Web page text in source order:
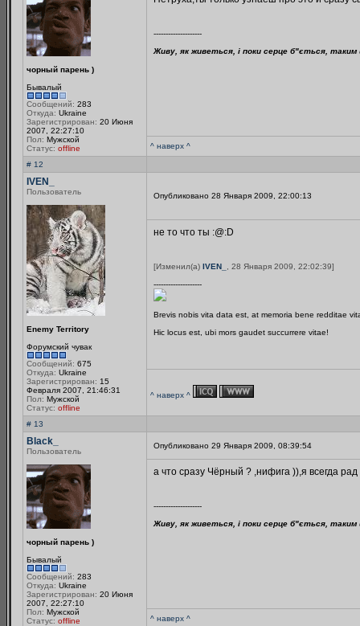
чорный парень )
Бывалый
Сообщений: 283
Откуда: Ukraine
Зарегистрирован: 20 Июня
2007, 22:27:10
Пол: Мужской
Статус: offline
--------------------
Живу, як живеться, і поки серце б"ється, таким
^ наверх ^
# 12
IVEN_
Пользователь
Enemy Territory
Форумский чувак
Сообщений: 675
Откуда: Ukraine
Зарегистрирован: 15
Февраля 2007, 21:46:31
Пол: Мужской
Статус: offline
Опубликовано 28 Января 2009, 22:00:13
не то что ты :@:D
[Изменил(а) IVEN_
, 28 Января 2009, 22:02:39]
--------------------
Brevis nobis vita data est, at memoria bene redditae
Hic locus est, ubi mors gaudet succurrere vitae!
^ наверх ^
# 13
Black_
Пользователь
чорный парень )
Бывалый
Сообщений: 283
Откуда: Ukraine
Зарегистрирован: 20 Июня
2007, 22:27:10
Пол: Мужской
Статус: offline
Опубликовано 29 Января 2009, 08:39:54
а что сразу Чёрный ? ,нифига )),я всегда
--------------------
Живу, як живеться, і поки серце б"ється, таким
^ наверх ^